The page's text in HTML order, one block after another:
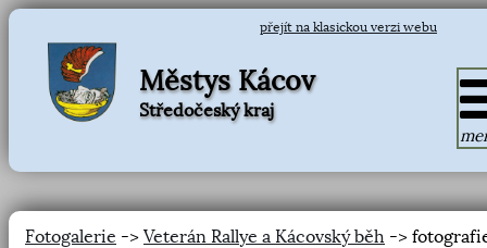
přejít na klasickou verzi webu
Městys Kácov
Středočeský kraj
Fotogalerie -> Veterán Rallye a Kácovský běh ->